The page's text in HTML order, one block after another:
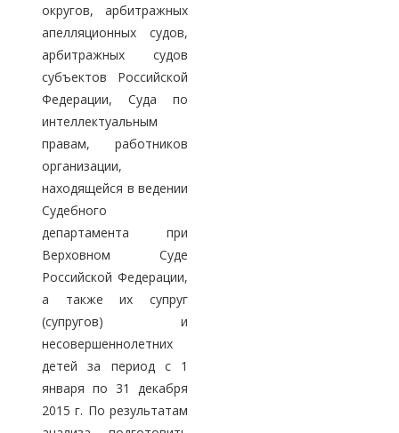
округов, арбитражных
апелляционных судов,
арбитражных судов
субъектов Российской
Федерации, Суда по
интеллектуальным
правам, работников
организации,
находящейся в ведении
Судебного
департамента при
Верховном Суде
Российской Федерации,
а также их супруг
(супругов) и
несовершеннолетних
детей за период с 1
января по 31 декабря
2015 г. По результатам